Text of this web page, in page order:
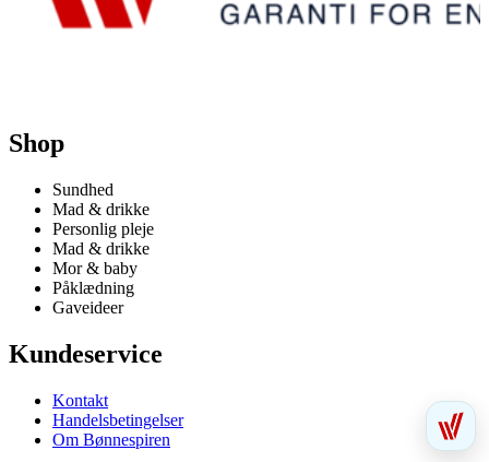
Shop
Sundhed
Mad & drikke
Personlig pleje
Mad & drikke
Mor & baby
Påklædning
Gaveideer
Kundeservice
Kontakt
Handelsbetingelser
Om Bønnespiren